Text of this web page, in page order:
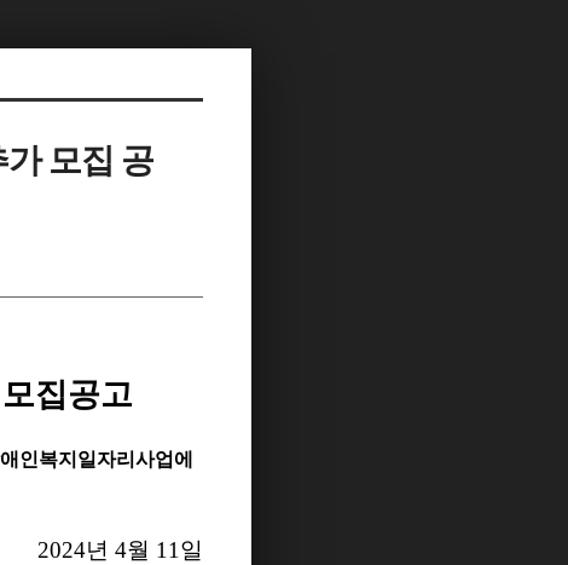
모집 공
집공고
인복지일자리사업에
2024년 4월 11일